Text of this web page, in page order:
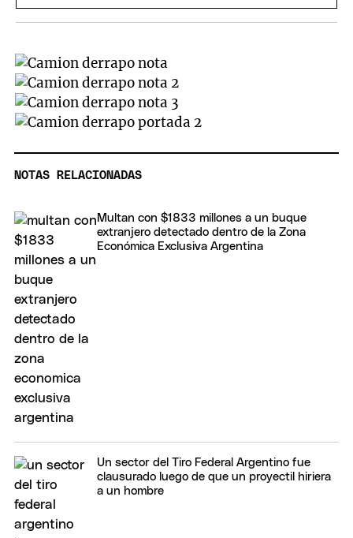
NOTAS RELACIONADAS
Multan con $1833 millones a un buque
extranjero detectado dentro de la Zona
Económica Exclusiva Argentina
Un sector del Tiro Federal Argentino fue
clausurado luego de que un proyectil hiriera
a un hombre